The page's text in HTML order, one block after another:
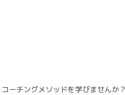
ーチングメソッドを学びませんか？